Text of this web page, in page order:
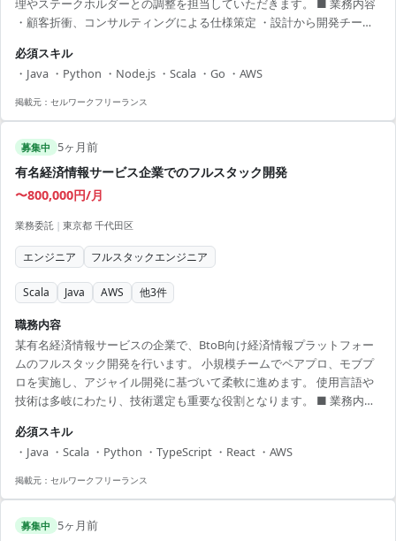
理やステークホルダーとの調整を担当していただきます。 ■ 業務内容
・顧客折衝、コンサルティングによる仕様策定 ・設計から開発チーム
後の技術的課題対応 【アピールポイント】 ・裁量権が多く、ビジネス
観点を含めたプロジェクト推進に関与 ・AWSを活用したクラウド環境
での業務経験 ・新しい技術やサービスへのチャレンジが可能 ・社内外
必須スキル
・Java ・Python ・Node.js ・Scala ・Go ・AWS
掲載元： セルワークフリーランス
募集中 5ヶ月前
有名経済情報サービス企業でのフルスタック開発
〜800,000円/月
業務委託 | 東京都 千代田区
エンジニア フルスタックエンジニア
Scala Java AWS 他3件
職務内容
某有名経済情報サービスの企業で、BtoB向け経済情報プラットフォー
ムのフルスタック開発を行います。 小規模チームでペアプロ、モブプ
ロを実施し、アジャイル開発に基づいて柔軟に進めます。 使用言語や
技術は多岐にわたり、技術選定も重要な役割となります。 ■ 業務内容
計・実装 - チーム内での技術選定と導入 - プロジェクトチームのシャッ
フルによる新たな技術への挑戦 【アピールポイント】 - アジャイル開
発での実践的な経験 - 最新技術を活用したプロジェクトでの成長機会 -
必須スキル
・Java ・Scala ・Python ・TypeScript ・React ・AWS
掲載元： セルワークフリーランス
募集中 5ヶ月前